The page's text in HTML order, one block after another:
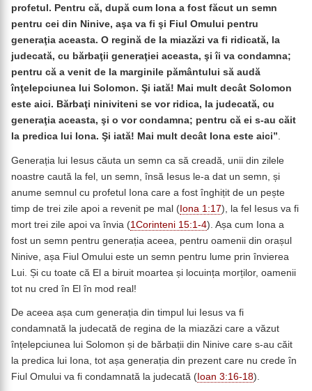
profetul. Pentru că, după cum Iona a fost făcut un semn
pentru cei din Ninive, aşa va fi şi Fiul Omului pentru
generaţia aceasta. O regină de la miazăzi va fi ridicată, la
judecată, cu bărbaţii generaţiei aceasta, şi îi va condamna;
pentru că a venit de la marginile pământului să audă
înţelepciunea lui Solomon. Şi iată! Mai mult decât Solomon
este aici. Bărbaţi niniviteni se vor ridica, la judecată, cu
generaţia aceasta, şi o vor condamna; pentru că ei s-au căit
la predica lui Iona. Şi iată! Mai mult decât Iona este aici”.
Generația lui Iesus căuta un semn ca să creadă, unii din zilele
noastre caută la fel, un semn, însă Iesus le-a dat un semn, și
anume semnul cu profetul Iona care a fost înghițit de un pește
timp de trei zile apoi a revenit pe mal ( Iona 1:17), la fel Iesus va fi
mort trei zile apoi va învia (1Corinteni 15:1-4). Așa cum Iona a
fost un semn pentru generația aceea, pentru oamenii din orașul
Ninive, așa Fiul Omului este un semn pentru lume prin învierea
Lui. Și cu toate că El a biruit moartea și locuința morților, oamenii
tot nu cred în El în mod real!
De aceea așa cum generația din timpul lui Iesus va fi
condamnată la judecată de regina de la miazăzi care a văzut
înțelepciunea lui Solomon și de bărbații din Ninive care s-au căit
la predica lui Iona, tot așa generația din prezent care nu crede în
Fiul Omului va fi condamnată la judecată ( Ioan 3:16-18).